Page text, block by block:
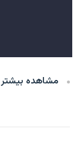
مشاهده بیشتر